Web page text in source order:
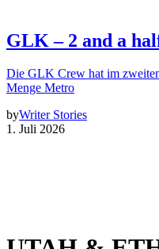
GLK – 2 and a
Die GLK Crew hat im
Menge Metro
byWriter Stories
1. Juli 2026